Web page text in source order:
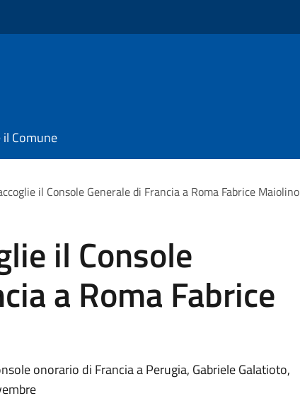
il Comune
il Console Generale di Francia a Roma Fabrice Maiolino
il Console
a Roma Fabrice
onorario di Francia a Perugia, Gabriele Galatioto,